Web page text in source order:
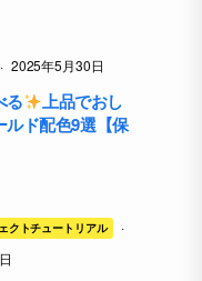
· 2025年5月30日
る
上品でおし
ルド配色9選【保
クトチュートリアル
·